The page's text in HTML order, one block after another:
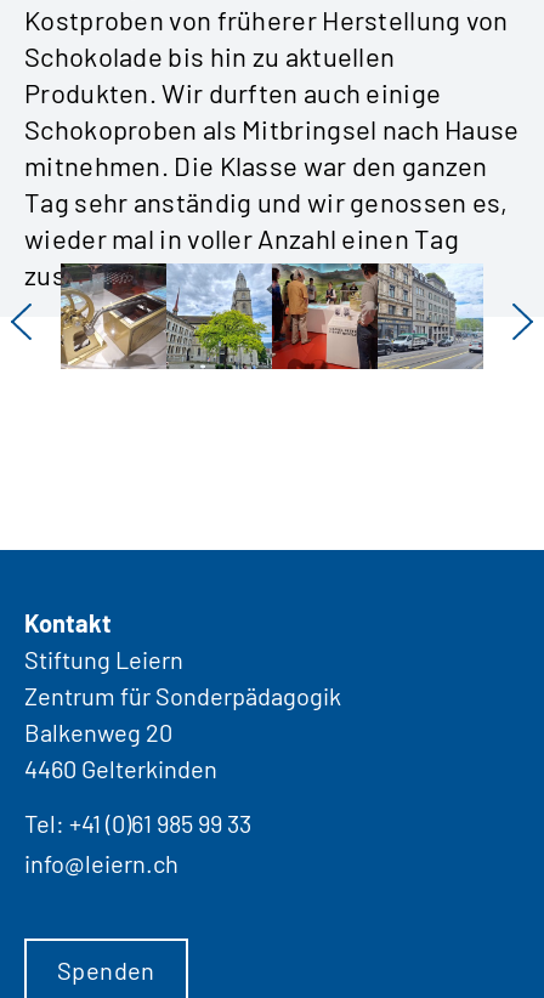
Kostproben von früherer Herstellung von
Schokolade bis hin zu aktuellen
Produkten. Wir durften auch einige
Schokoproben als Mitbringsel nach Hause
mitnehmen. Die Klasse war den ganzen
Tag sehr anständig und wir genossen es,
wieder mal in voller Anzahl einen Tag
zusammen zu verbringen.
Kontakt
Stiftung Leiern
Zentrum für Sonderpädagogik
Balkenweg 20
4460 Gelterkinden
Tel: +41 (0)61 985 99 33
info@leiern.ch
Spenden